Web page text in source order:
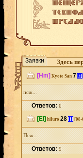
Заявки Здесь
[Hm] Kyoto San 7 [i]
псж...
Ответов:0
[El] hiluro 28 [i] [08-
Псж...
Ответов:9